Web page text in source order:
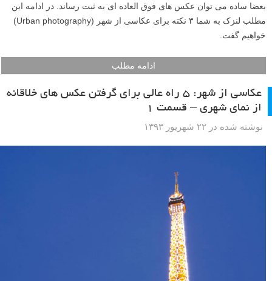
بعضا ساده می توان عکس های فوق العاده ای به ثبت رساند. در ادامه این
مطلب لنزک به شما ۳ نکته برای عکاسی از شهر (Urban photography)
خواهیم گفت.
ادامه مطلب
عکاسی از شهر: ۵ راه عالی برای گرفتن عکس های خلاقانه
از نمای شهری – قسمت ۱
نوشته شده در ۲۲ شهریور ۱۳۹۳